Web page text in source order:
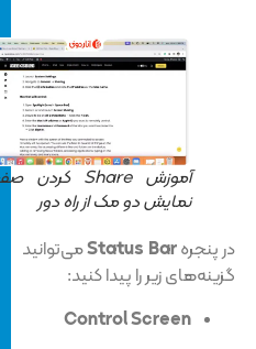
آموزش Share کردن صفحه
نمایش دو مک از راه دور
در پنجرهStatus Barمی‌توانید
گزینه‌های زیر را پیدا کنید:
Control Screen